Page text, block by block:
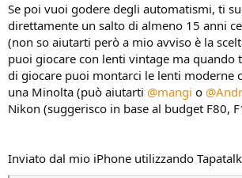
Se poi vuoi godere degli automatismi, ti
direttamente un salto di almeno 15 anni
(non so aiutarti però a mio avviso è la
puoi giocare con lenti vintage ma quando
di giocare puoi montarci le lenti moderne
una Minolta (può aiutarti @mangi o
Nikon (suggerisco in base al budget F80,
Inviato dal mio iPhone utilizzando